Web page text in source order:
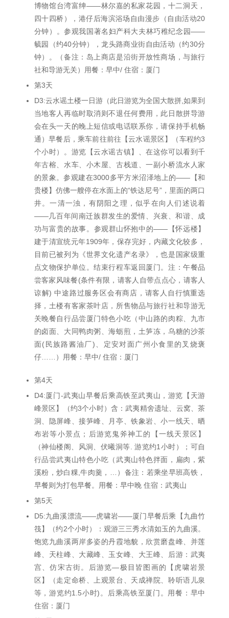
博物馆台湾富绅——林尔嘉的私家花园，十二洞天，
四十四桥），港仔后海滨浴场自由漫步（自由活动20
分钟）。参观我国著名妇产科大夫林巧稚纪念园——
毓园（约40分钟），龙头路商业街自由活动（约30分
钟）。（备注：岛上商店是沿街开放性商场，与旅行
社和导游无关）用餐：早中/ 住宿：厦门
第3天
D3:云水谣土楼一日游（此日游览为全国大散拼,如果到
当地客人再临时取消则不退任何费用，此日散拼导游
会在头一天的晚上短信或电话联系你，请保持手机畅
通）早餐后，乘车前往前往【云水谣景区】（车程约3
个小时）。游览【云水谣古镇】、在这你可以看到千
年古榕、水车、小木屋、古栈道、一副小桥流水人家
的景象。参观建在3000多平方米沼泽地上的——【和
贵楼】仿佛一艘停在水面上的“铁达尼号”，里面的两口
井。一清一浊，有阴阳之理，似乎在向人们述说着
——几百年间南迁族群发生的爱情、兴衰、和谐、成
功与富贵的故事。参观群山怀抱中的——【怀远楼】
建于清宣统元年1909年，保存完好，内藏文化较多，
目前已被列为《世界文化遗产名录》，也是国家级重
点文物保护单位。结束行程车返回厦门。注：午餐品
尝客家风味餐(条件有限，请客人自带点点心，请客人
谅解) 中途路过服务区会有商店，请客人自行慎重选
择，土楼有客家茶叶店，所售物品与旅行社和导游无
关晚餐自行品尝厦门特色小吃（中山路的肉粽、九市
的卤面、大同鸭肉粥、海蛎煎，土笋冻，乌糖的沙茶
面(民族路酱油厂)、定安对面广州小食里的叉烧褒
仔……）用餐：早中/ 住宿：厦门
第4天
D4:厦门-武夷山早餐后乘高铁至武夷山，游览【天游
峰景区】（约3个小时）含：武夷精舍遗址、云窝、茶
洞、隐屏峰、接笋峰、月亭、铁象岩、小一线天、晒
布岩等小景点；后游览鬼斧神工的【一线天景区】
（神仙楼阁、风洞、伏曦洞等. 游览约1小时）；可自
行品尝武夷山特色小吃（武夷山特色拌面，扁肉，紫
溪粉，炒白粿,牛肉羹，…）备注：若乘坐早班高铁，
早餐则为打包早餐。用餐：早中晚 住宿：武夷山
第5天
D5:九曲溪漂流——虎啸岩——厦门早餐后乘【九曲竹
筏】（约2个小时）：观游三三秀水清如玉的九曲溪。
饱览九曲溪两岸多姿的丹霞地貌，欣赏磨盘峰、并莲
峰、天柱峰、大藏峰、玉女峰、大王峰、后游：武夷
宫、仿宋古街。后游览—极目皆图画的【虎啸岩景
区】（走定命桥、上观景台、天成禅院、聆听语儿泉
等，游览约1.5小时)。后乘高铁至厦门。用餐：早中
住宿：厦门